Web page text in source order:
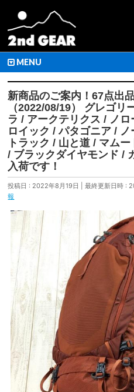
MENU
新商品のご案内！67点出
（2022/08/19） グレゴリ
ラ / アークテリクス / ノ
ロイック / パタゴニア /
トラック / 山と道 / マム
/ ブラックダイヤモンド /
入荷です！
投稿日 : 2022年8月19日 最終更新日時 :
報